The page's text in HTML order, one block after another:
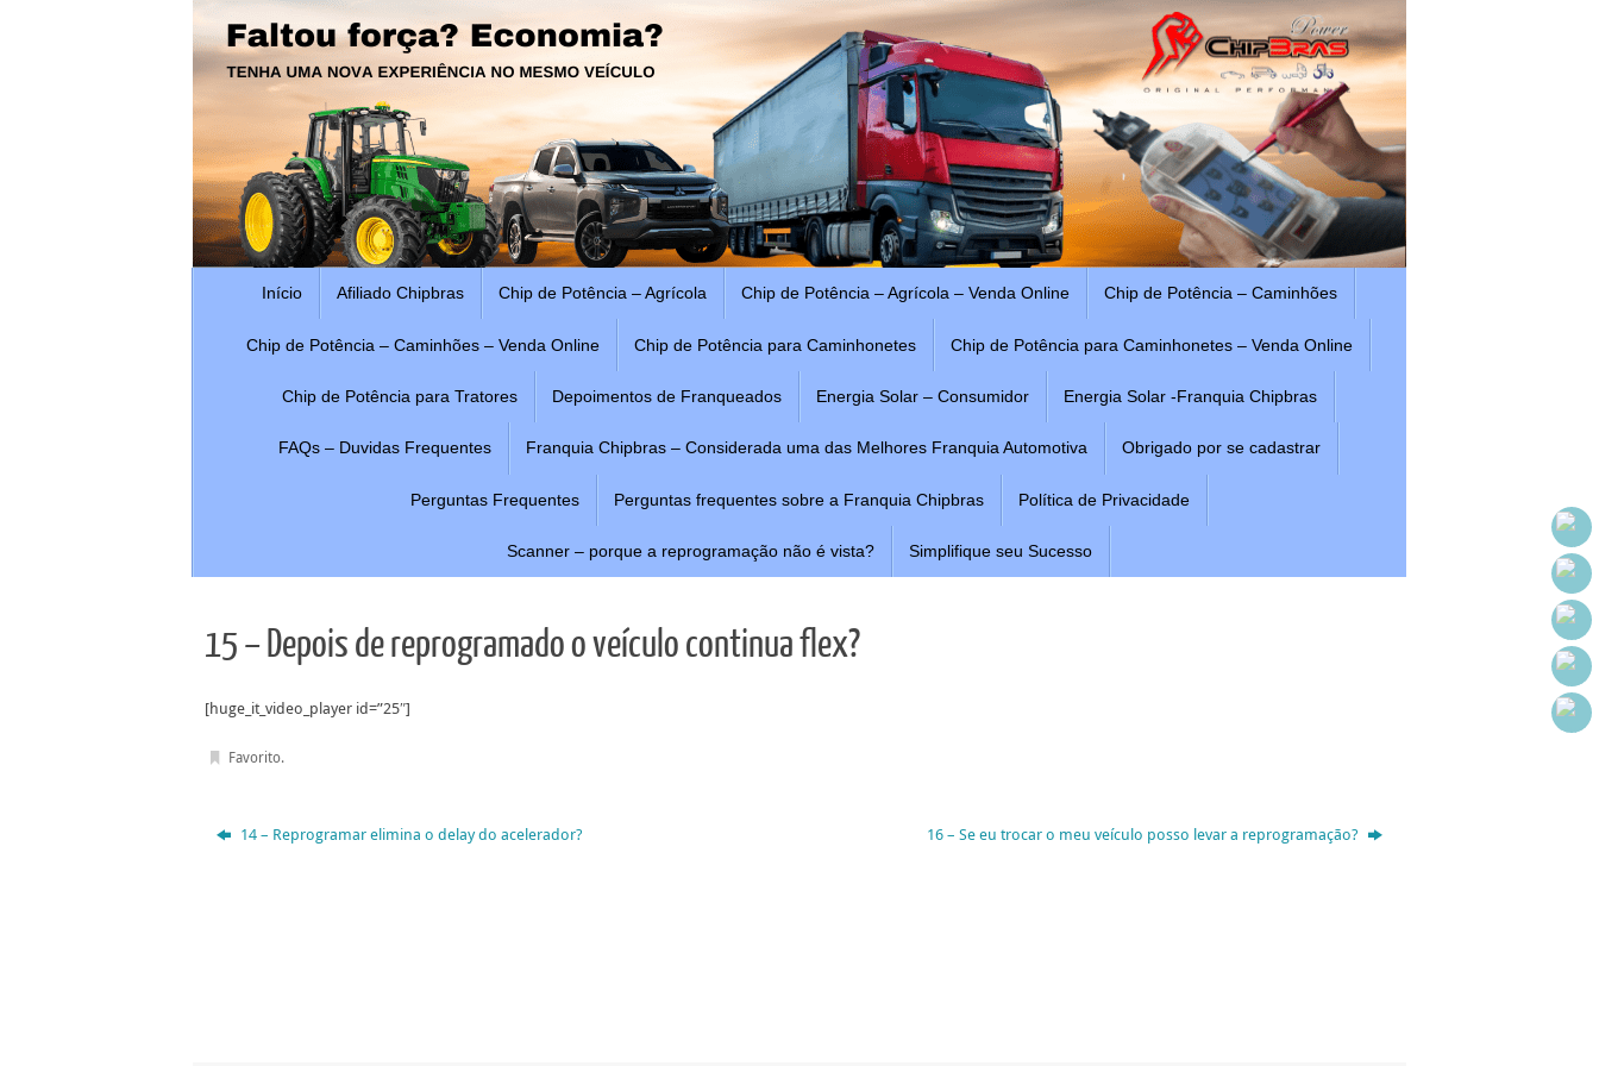
Início Afiliado Chipbras Chip de Potência – Agrícola Chip de Potência – Agrícola – Venda Online Chip de Potência – Caminhões
Chip de Potência – Caminhões – Venda Online Chip de Potência para Caminhonetes Chip de Potência para Caminhonetes – Venda Online
Chip de Potência para Tratores Depoimentos de Franqueados Energia Solar – Consumidor Energia Solar -Franquia Chipbras
FAQs – Duvidas Frequentes Franquia Chipbras – Considerada uma das Melhores Franquia Automotiva Obrigado por se cadastrar
Perguntas Frequentes Perguntas frequentes sobre a Franquia Chipbras Política de Privacidade
Scanner – porque a reprogramação não é vista? Simplifique seu Sucesso
15 – Depois de reprogramado o veículo continua flex?
[huge_it_video_player id=”25″]
Favorito.
14 – Reprogramar elimina o delay do acelerador? 16 – Se eu trocar o meu veículo posso levar a reprogramação?